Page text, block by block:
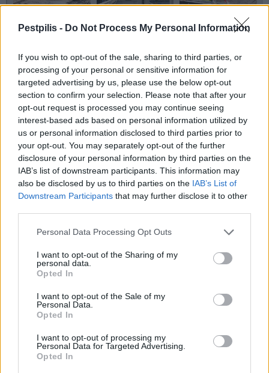
Pestpilis - Do Not Process My Personal Information
If you wish to opt-out of the sale, sharing to third parties, or
processing of your personal or sensitive information for
targeted advertising by us, please use the below opt-out
section to confirm your selection. Please note that after your
opt-out request is processed you may continue seeing
interest-based ads based on personal information utilized by
us or personal information disclosed to third parties prior to
your opt-out. You may separately opt-out of the further
disclosure of your personal information by third parties on the
IAB’s list of downstream participants. This information may
also be disclosed by us to third parties on the IAB’s List of
Downstream Participants that may further disclose it to other
Personal Data Processing Opt Outs
I want to opt-out of the Sharing of my
personal data.
Opted In
I want to opt-out of the Sale of my
Personal Data.
Opted In
I want to opt-out of processing my
Personal Data for Targeted Advertising.
Opted In